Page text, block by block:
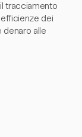
tracciamento
dei
denaro alle